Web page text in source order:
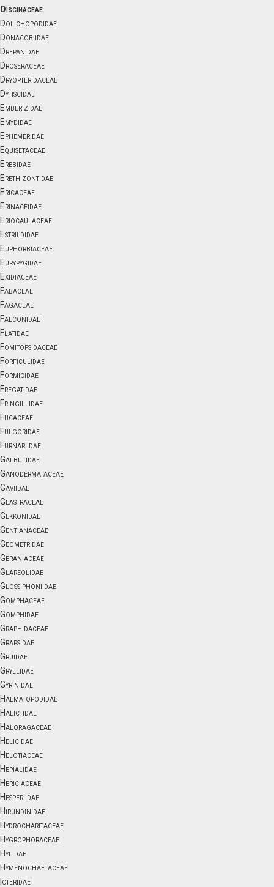
Discinaceae
Dolichopodidae
Donacobiidae
Drepanidae
Droseraceae
Dryopteridaceae
Dytiscidae
Emberizidae
Emydidae
Ephemeridae
Equisetaceae
Erebidae
Erethizontidae
Ericaceae
Erinaceidae
Eriocaulaceae
Estrildidae
Euphorbiaceae
Eurypygidae
Exidiaceae
Fabaceae
Fagaceae
Falconidae
Flatidae
Fomitopsidaceae
Forficulidae
Formicidae
Fregatidae
Fringillidae
Fucaceae
Fulgoridae
Furnariidae
Galbulidae
Ganodermataceae
Gaviidae
Geastraceae
Gekkonidae
Gentianaceae
Geometridae
Geraniaceae
Glareolidae
Glossiphoniidae
Gomphaceae
Gomphidae
Graphidaceae
Grapsidae
Gruidae
Gryllidae
Gyrinidae
Haematopodidae
Halictidae
Haloragaceae
Helicidae
Helotiaceae
Hepialidae
Hericiaceae
Hesperiidae
Hirundinidae
Hydrocharitaceae
Hygrophoraceae
Hylidae
Hymenochaetaceae
Icteridae